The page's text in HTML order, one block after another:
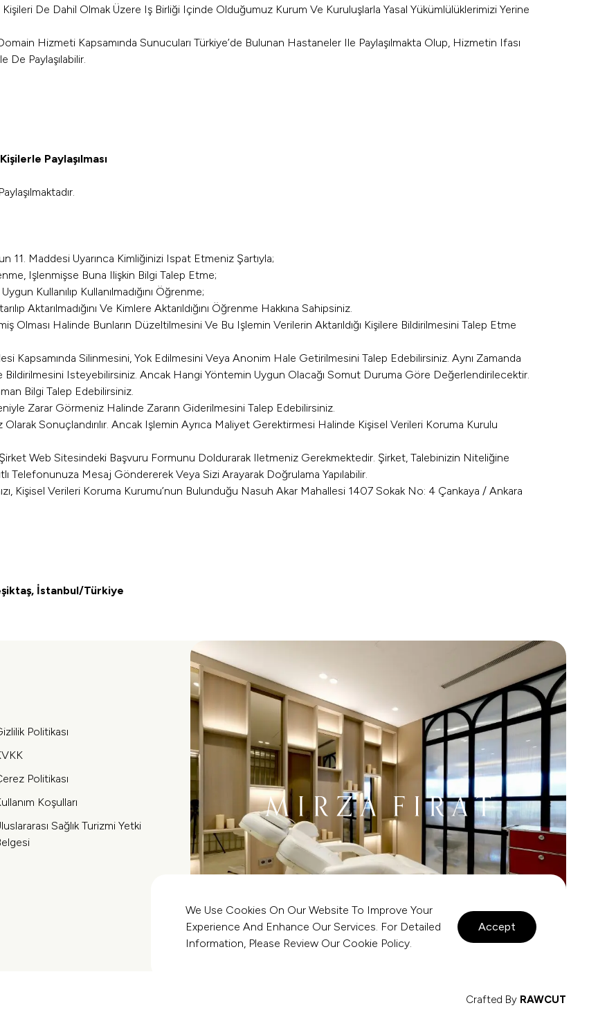
De Dahil Olmak Üzere Iş Birliği Içinde Olduğumuz Kurum Ve Kuruluşlarla Yasal Yükümlülüklerimizi Yerine
Hizmeti Kapsamında Sunucuları Türkiye’de Bulunan Hastaneler Ile Paylaşılmakta Olup, Hizmetin Ifası
De Paylaşılabilir.
Paylaşılması
11. Maddesi Uyarınca Kimliğinizi Ispat Etmeniz Şartıyla;
Işlenmişse Buna Ilişkin Bilgi Talep Etme;
Kullanılıp Kullanılmadığını Öğrenme;
Aktarılmadığını Ve Kimlere Aktarıldığını Öğrenme Hakkına Sahipsiniz.
Olması Halinde Bunların Düzeltilmesini Ve Bu Işlemin Verilerin Aktarıldığı Kişilere Bildirilmesini Talep Etme
Kapsamında Silinmesini, Yok Edilmesini Veya Anonim Hale Getirilmesini Talep Edebilirsiniz. Aynı Zamanda
Bildirilmesini Isteyebilirsiniz. Ancak Hangi Yöntemin Uygun Olacağı Somut Duruma Göre Değerlendirilecektir.
Bilgi Talep Edebilirsiniz.
Zarar Görmeniz Halinde Zararın Giderilmesini Talep Edebilirsiniz.
Sonuçlandırılır. Ancak Işlemin Ayrıca Maliyet Gerektirmesi Halinde Kişisel Verileri Koruma Kurulu
Şirket Web Sitesindeki Başvuru Formunu Doldurarak Iletmeniz Gerekmektedir. Şirket, Talebinizin Niteliğine
Telefonunuza Mesaj Göndererek Veya Sizi Arayarak Doğrulama Yapılabilir.
Kişisel Verileri Koruma Kurumu’nun Bulunduğu Nasuh Akar Mahallesi 1407 Sokak No: 4 Çankaya / Ankara
İstanbul/Türkiye
Politikası
Politikası
Koşulları
Sağlık Turizmi Yetki
Crafted By RAWCUT
We Use Cookies On Our Website To Improve Your
Experience And Enhance Our Services. For Detailed
Information, Please Review Our Cookie Policy.
Accept